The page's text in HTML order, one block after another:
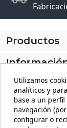
Productos
Mi cuenta
Utilizamos
analíticos y
base a un
navegación
configurar o